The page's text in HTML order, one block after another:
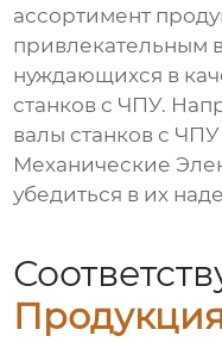
ассортимент
привлекательным
нуждающихся в
станков с ЧПУ.
валы станков с ЧПУ
Механические
убедиться в их